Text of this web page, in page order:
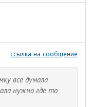
ссылка на сообщение
все думала
нужно где то